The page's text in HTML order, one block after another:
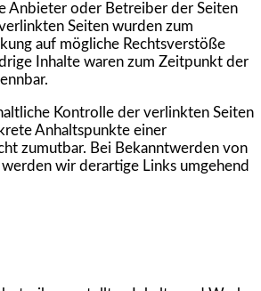
Anbieter oder Betreiber der Seiten
Seiten wurden zum
auf mögliche Rechtsverstöße
Inhalte waren zum Zeitpunkt der
Kontrolle der verlinkten Seiten
Anhaltspunkte einer
zumutbar. Bei Bekanntwerden von
wir derartige Links umgehend